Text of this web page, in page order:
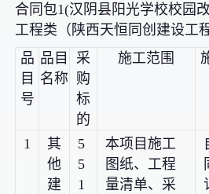
合同包1(汉阴县阳光学校校园
工程类（陕西天恒同创建设工
品
目
号
品目
名称
采
购
标
的
施工范围
1
其
他
建
5
5
1
本项目施工
图纸、工程
量清单、采